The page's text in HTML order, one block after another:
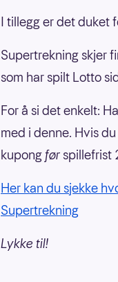
I tillegg er det duket
Supertrekning skjer
som har spilt Lotto
For å si det enkelt:
med i denne. Hvis
kupongfør spillefrist
Her kan du sjekke
Supertrekning
Lykke til!